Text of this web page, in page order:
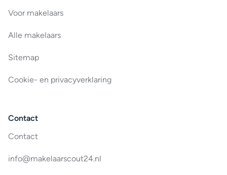
Voor makelaars
Alle makelaars
Sitemap
Cookie- en privacyverklaring
Contact
Contact
info@makelaarscout24.nl